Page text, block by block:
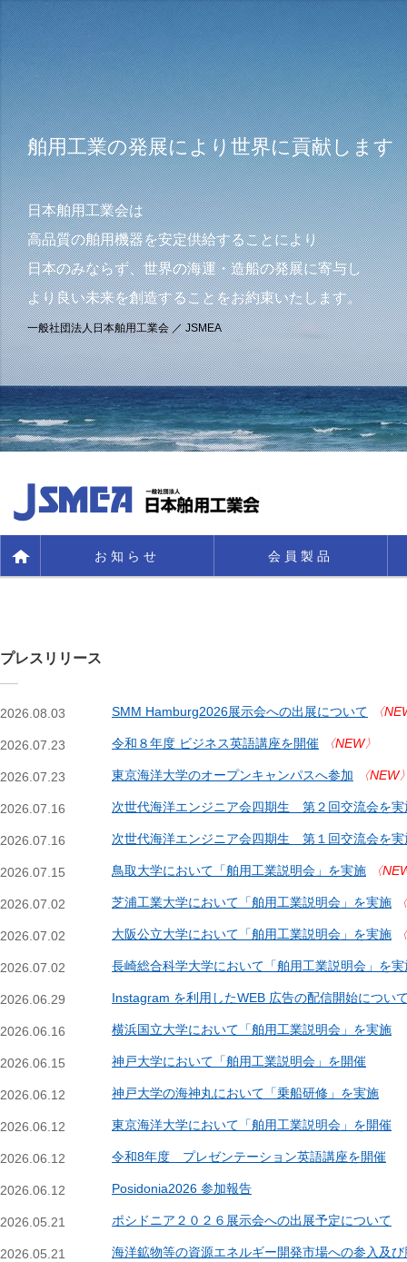
舶用工業の発展により世界に貢献します
日本舶用工業会は
高品質の舶用機器を安定供給することにより
日本のみならず、世界の海運・造船の発展に寄与し
より良い未来を創造することをお約束いたします。
一般社団法人日本舶用工業会 ／ JSMEA
お知らせ 会員製品
プレスリリース
2026.08.03 SMM Hamburg2026展示会への出展について 〈
2026.07.23 令和８年度 ビジネス英語講座を開催 〈NEW〉
2026.07.23 東京海洋大学のオープンキャンパスへ参加 〈NEW
2026.07.16 次世代海洋エンジニア会四期生 第２回交流会を実
2026.07.16 次世代海洋エンジニア会四期生 第１回交流会を実
2026.07.15 鳥取大学において「舶用工業説明会」を実施 〈
2026.07.02 芝浦工業大学において「舶用工業説明会」を実施
2026.07.02 大阪公立大学において「舶用工業説明会」を実施
2026.07.02 長崎総合科学大学において「舶用工業説明会」を実
2026.06.29 Instagram を利用したWEB 広告の配信開始につい
2026.06.16 横浜国立大学において「舶用工業説明会」を実施
2026.06.15 神戸大学において「舶用工業説明会」を開催
2026.06.12 神戸大学の海神丸において「乗船研修」を実施
2026.06.12 東京海洋大学において「舶用工業説明会」を開催
2026.06.12 令和8年度 プレゼンテーション英語講座を開催
2026.06.12 Posidonia2026 参加報告
2026.05.21 ポシドニア２０２６展示会への出展予定について
2026.05.21
海洋鉱物等の資源エネルギー開発市場への参入及